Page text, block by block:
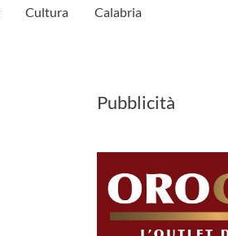
Cultura Calabria
Pubblicità